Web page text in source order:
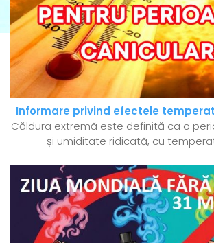
Informare privind efectele
Căldura extremă este definită ca o
și umiditate ridicată, cu